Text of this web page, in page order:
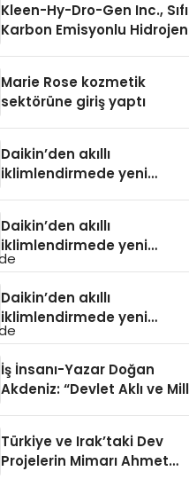
Kleen-Hy-Dro-Gen Inc.,
Karbon Emisyonlu Hidrojen
Aldı
Marie Rose kozmetik
sektörüne giriş yaptı
Daikin’den akıllı
iklimlendirmede yeni
Daikin’den akıllı
iklimlendirmede yeni
dönem: Madoka Plus
Daikin’den akıllı
iklimlendirmede yeni
dönem: Madoka Plus
İş İnsanı-Yazar Doğan
Akdeniz: “Devlet Aklı ve
Türkiye ve Irak’taki Dev
Projelerin Mimarı Ahmet